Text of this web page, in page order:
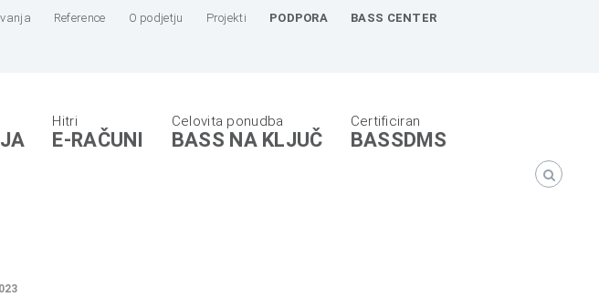
Reference O podjetju Projekti PODPORA BASS CENTER
E-RAČUNI BASS NA KLJUČ BASSDMS